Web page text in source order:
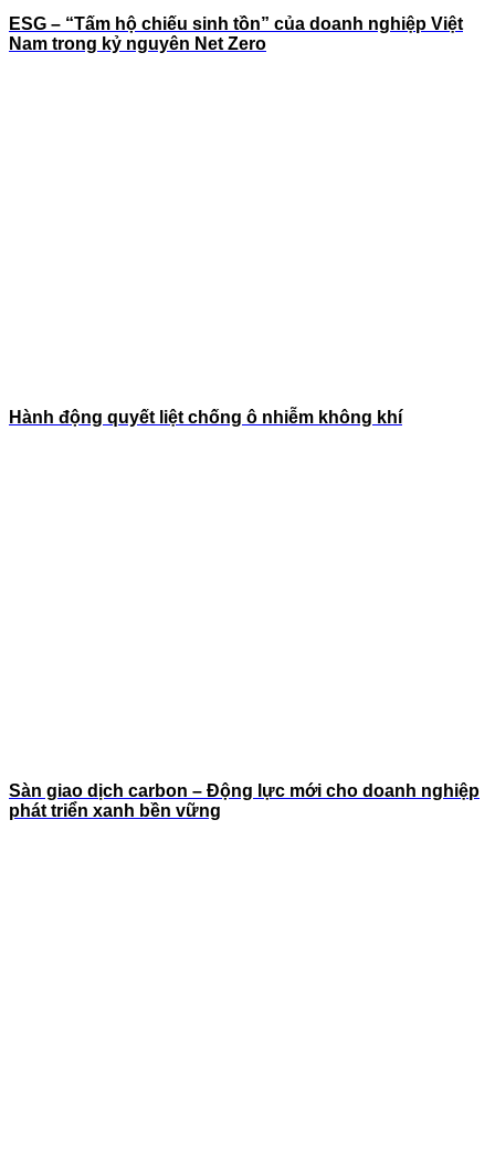
ESG – “Tấm hộ chiếu sinh tồn” của doanh nghiệp Việt
Nam trong kỷ nguyên Net Zero
Hành động quyết liệt chống ô nhiễm không khí
Sàn giao dịch carbon – Động lực mới cho doanh nghiệp
phát triển xanh bền vững